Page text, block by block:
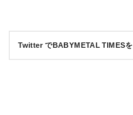
Twitter でBABYMETAL TIMESを